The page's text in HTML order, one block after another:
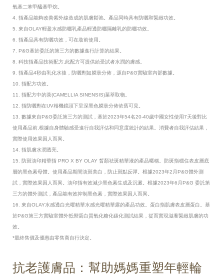
氧基二苯甲醯基甲烷。
4. 指產品能夠改善紫外線造成的肌膚鬆弛。產品同時具有防曬和緊緻功效。
5. 來自OLAY輕盈水感防曬乳產品輕透防曬隔離乳的防曬功效。
6. 指產品具有防曬功效，可在妝前使用。
7. P&G基於委託的第三方的數據進行計算的結果。
8. 科技指產品技術配方,此配方可提供給受試者水潤的膚感。
9. 指產品4秒由乳化水後，防曬劑如膜狀分佈，源自P&G實驗室內部數據。
10. 指配方功效。
11. 指配方中的茶(CAMELLIA SINENSIS)葉萃取物。
12. 指防曬劑在UV相機鏡頭下呈深黑色膜狀分佈依舊可見。
13. 數據來自P&G委託第三方的測試，基於2023年54名20-40歲中國女性使用7天後對比
使用產品前,根據自身體驗感受進行自我評估和同意度統計的結果。消費者自我評估結果，
實際使用效果因人而異。
14. 指肌膚水潤透亮。
15. 防斑淡印精華指 PRO X BY OLAY 晳顏祛斑精華液的產品暱稱。防斑指穩住表皮層底
層的黑色素母體。使用產品期間淡斑美白，防止斑點反彈。根據2023年2月P&G體外測
試，實際效果因人而異。淡印指有效減少黑色素生成及沉澱。根據2023年6月P&G 委託第
三方的體外測試，產品能有效抑制黑色素，實際效果因人而異。
16. 來自OLAY水感透白光曜精華水感光曜精華露的產品功效。蛋白指肌膚表皮層蛋白。基
於P&G第三方實驗室體外抵禦蛋白質氧化糖化碳化測試結果，從而實現滋養緊緻肌膚的功
效。
*最終售價及優惠由零售商自行決定。
抗老護膚品：幫助媽媽重塑年輕輪